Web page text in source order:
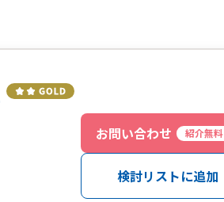
お問い合わせ 紹介無料
検討リストに追加